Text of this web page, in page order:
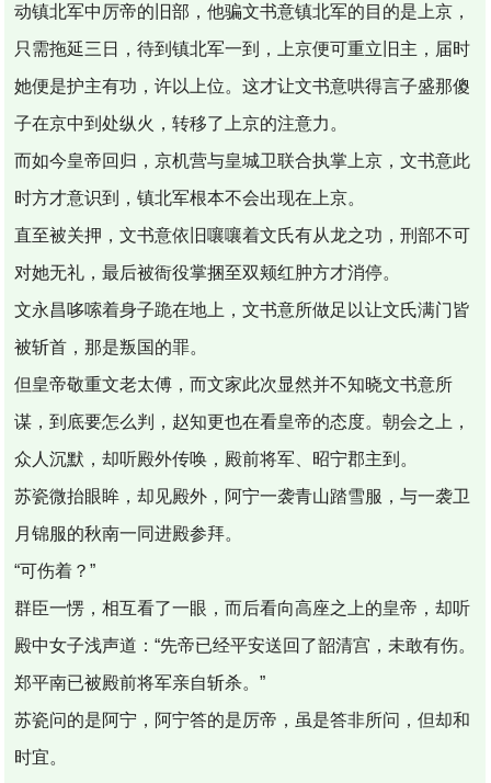
动镇北军中厉帝的旧部，他骗文书意镇北军的目的是上京，
只需拖延三日，待到镇北军一到，上京便可重立旧主，届时
她便是护主有功，许以上位。这才让文书意哄得言子盛那傻
子在京中到处纵火，转移了上京的注意力。
而如今皇帝回归，京机营与皇城卫联合执掌上京，文书意此
时方才意识到，镇北军根本不会出现在上京。
直至被关押，文书意依旧嚷嚷着文氏有从龙之功，刑部不可
对她无礼，最后被衙役掌捆至双颊红肿方才消停。
文永昌哆嗦着身子跪在地上，文书意所做足以让文氏满门皆
被斩首，那是叛国的罪。
但皇帝敬重文老太傅，而文家此次显然并不知晓文书意所
谋，到底要怎么判，赵知更也在看皇帝的态度。朝会之上，
众人沉默，却听殿外传唤，殿前将军、昭宁郡主到。
苏瓷微抬眼眸，却见殿外，阿宁一袭青山踏雪服，与一袭卫
月锦服的秋南一同进殿参拜。
“可伤着？”
群臣一愣，相互看了一眼，而后看向高座之上的皇帝，却听
殿中女子浅声道：“先帝已经平安送回了韶清宫，未敢有伤。
郑平南已被殿前将军亲自斩杀。”
苏瓷问的是阿宁，阿宁答的是厉帝，虽是答非所问，但却和
时宜。